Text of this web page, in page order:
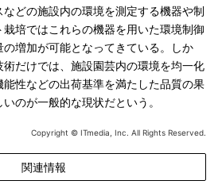
どの施設内の環境を測定する機器や制
培ではこれらの機器を用いた環境制御
増加が可能となってきている。しか
術だけでは、施設園芸内の環境を均一化
能性などの出荷基準を満たした品質の果
のが一般的な現状だという。
Copyright © ITmedia, Inc. All Rights Reserved.
関連情報